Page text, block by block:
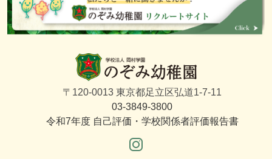
〒120-0013 東京都足立区弘道1-7-11
03-3849-3800
令和7年度 自己評価・学校関係者評価報告書